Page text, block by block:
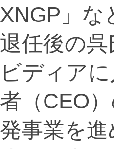
XNGP」な
退任後の
ビディア
者（CEO
発事業を